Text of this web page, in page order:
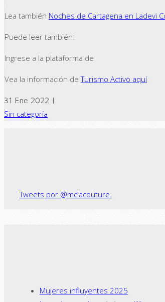
Lea también Noches de Cartagena en Ladevi
Puede leer también:
Ingrese a la plataforma de
Vea la información deTurismo Activo aquí
31 Ene 2022 |
Sin categoría
Tweets por @mclacouture.
Mujeres influyentes 2025